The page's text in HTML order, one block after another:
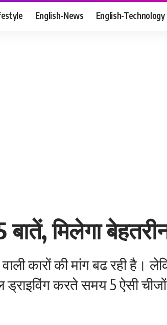
English-News English-Technology
मिलेगा
कारों की मांग बढ रही है।
करते समय 5 ऐसी चीजों